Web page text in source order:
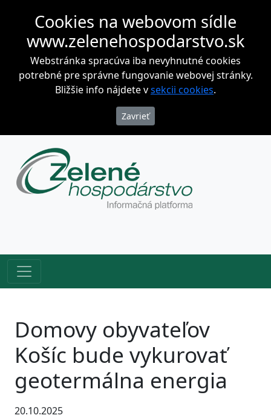
Cookies na webovom sídle
www.zelenehospodarstvo.sk
Webstránka spracúva iba nevyhnutné cookies
potrebné pre správne fungovanie webovej stránky.
Bližšie info nájdete vsekcii cookies.
Domovy obyvateľov
Košíc bude vykurovať
geotermálna energia
20.10.2025